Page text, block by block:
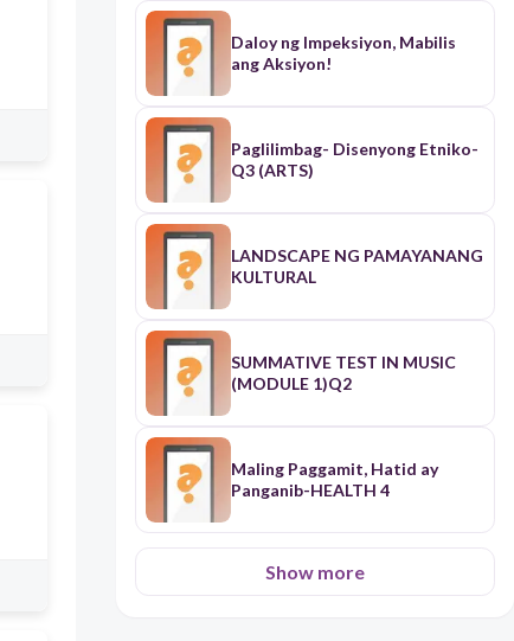
Daloy ng Impeksiyon, Mabilis
ang Aksiyon!
Paglilimbag- Disenyong Etniko-
Q3 (ARTS)
LANDSCAPE NG PAMAYANANG
KULTURAL
SUMMATIVE TEST IN MUSIC
(MODULE 1)Q2
Maling Paggamit, Hatid ay
Panganib-HEALTH 4
Show more